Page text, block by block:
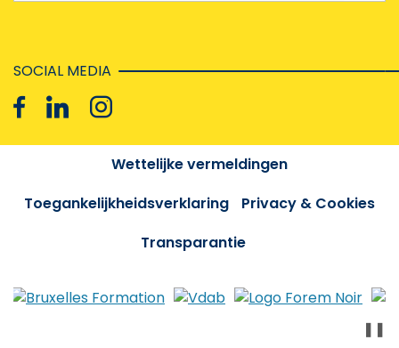
SOCIAL MEDIA
Wettelijke vermeldingen
Toegankelijkheidsverklaring
Privacy & Cookies
Transparantie
❚❚